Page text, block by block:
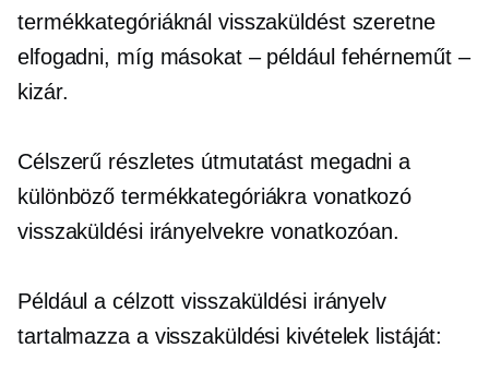
termékkategóriáknál visszaküldést szeretne
elfogadni, míg másokat – például fehérneműt –
kizár.
Célszerű részletes útmutatást megadni a
különböző termékkategóriákra vonatkozó
visszaküldési irányelvekre vonatkozóan.
Például a célzott visszaküldési irányelv
tartalmazza a visszaküldési kivételek listáját: